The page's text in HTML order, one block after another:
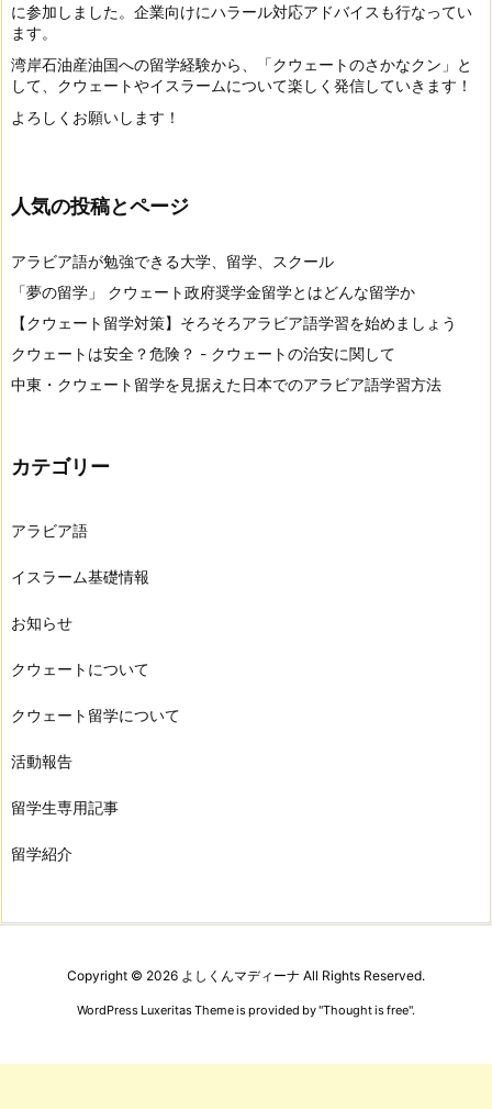
に参加しました。企業向けにハラール対応アドバイスも行なってい
ます。
湾岸石油産油国への留学経験から、「クウェートのさかなクン」と
して、クウェートやイスラームについて楽しく発信していきます！
よろしくお願いします！
人気の投稿とページ
アラビア語が勉強できる大学、留学、スクール
「夢の留学」 クウェート政府奨学金留学とはどんな留学か
【クウェート留学対策】そろそろアラビア語学習を始めましょう
クウェートは安全？危険？ - クウェートの治安に関して
中東・クウェート留学を見据えた日本でのアラビア語学習方法
カテゴリー
アラビア語
イスラーム基礎情報
お知らせ
クウェートについて
クウェート留学について
活動報告
留学生専用記事
留学紹介
Copyright © 2026 よしくんマディーナ All Rights Reserved.
WordPress Luxeritas Theme is provided by "Thought is free".